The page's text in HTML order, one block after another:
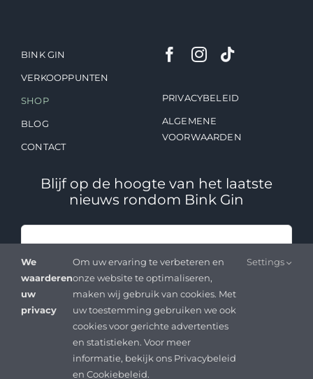
BINK GIN
VERKOOPPUNTEN
SHOP
BLOG
CONTACT
PRIVACYBELEID
ALGEMENE
VOORWAARDEN
Blijf op de hoogte van het laatste
nieuws rondom Bink Gin
SCHRIJF JE IN OP ONZE
NIEUWSBRIEF
© Copyright 2024 - 2026 | Design
We
waarderen
uw
privacy
Om uw ervaring te verbeteren en
onze website te optimaliseren,
maken wij gebruik van cookies. Met
uw toestemming gebruiken we ook
cookies voor gerichte advertenties
en statistieken. Voor meer
informatie, bekijk ons Privacybeleid
en Cookiebeleid.
Settings